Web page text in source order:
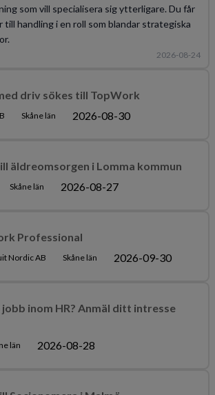
som vill specialisera sig ytterligare. Du får
handling i en roll som blandar strategiska
2026-08-24
driv sökes till TopWork
Skåne län 2026-08-30
äldreomsorgen i Lomma kommun
Skåne län 2026-08-27
Professional
Nordic AB Skåne län 2026-09-30
inom HR? Anmäl ditt intresse
län 2026-08-28